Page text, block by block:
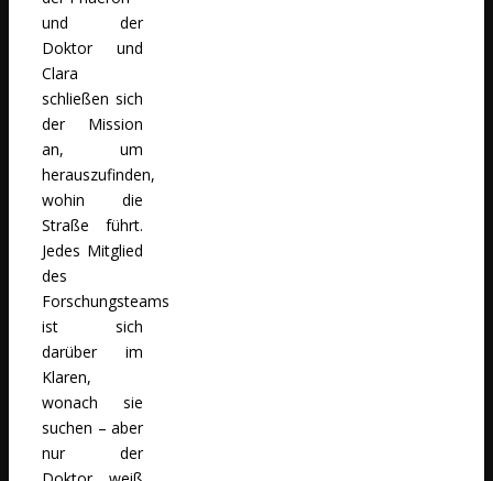
und der
Doktor und
Clara
schließen sich
der Mission
an, um
herauszufinden,
wohin die
Straße führt.
Jedes Mitglied
des
Forschungsteams
ist sich
darüber im
Klaren,
wonach sie
suchen – aber
nur der